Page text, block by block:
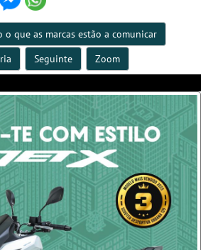
que as marcas estão a comunicar
Seguinte Zoom